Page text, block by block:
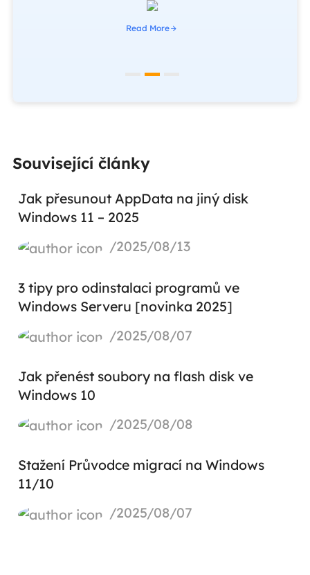
Read More
Související články
Jak přesunout AppData na jiný disk
Windows 11 – 2025
/2025/08/13
3 tipy pro odinstalaci programů ve
Windows Serveru [novinka 2025]
/2025/08/07
Jak přenést soubory na flash disk ve
Windows 10
/2025/08/08
Stažení Průvodce migrací na Windows
11/10
/2025/08/07